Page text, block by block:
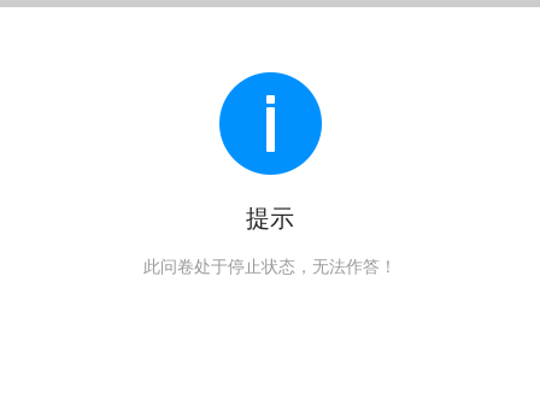
提示
此问卷处于停止状态，无法作答！